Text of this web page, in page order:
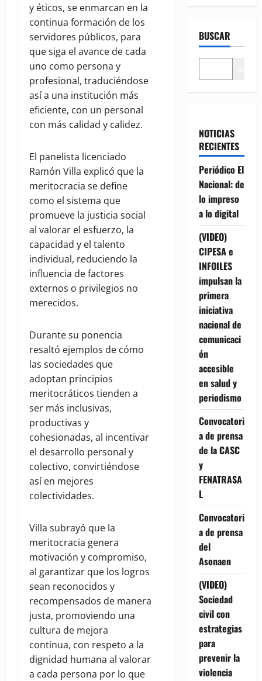
y éticos, se enmarcan en la
continua formación de los
servidores públicos, para
que siga el avance de cada
uno como persona y
profesional, traduciéndose
así a una institución más
eficiente, con un personal
con más calidad y calidez.
El panelista licenciado
Ramón Villa explicó que la
meritocracia se define
como el sistema que
promueve la justicia social
al valorar el esfuerzo, la
capacidad y el talento
individual, reduciendo la
influencia de factores
externos o privilegios no
merecidos.
Durante su ponencia
resaltó ejemplos de cómo
las sociedades que
adoptan principios
meritocráticos tienden a
ser más inclusivas,
productivas y
cohesionadas, al incentivar
el desarrollo personal y
colectivo, convirtiéndose
así en mejores
colectividades.
Villa subrayó que la
meritocracia genera
motivación y compromiso,
al garantizar que los logros
sean reconocidos y
recompensados de manera
justa, promoviendo una
cultura de mejora
continua, con respeto a la
dignidad humana al valorar
a cada persona por lo que
BUSCAR
NOTICIAS
RECIENTES
Periódico El
Nacional: de
lo impreso
a lo digital
(VIDEO)
CIPESA e
INFOILES
impulsan la
primera
iniciativa
nacional de
comunicaci
ón
accesible
en salud y
periodismo
Convocatori
a de prensa
de la CASC
y
FENATRASA
L
Convocatori
a de prensa
del
Asonaen
(VIDEO)
Sociedad
civil con
estrategias
para
prevenir la
violencia